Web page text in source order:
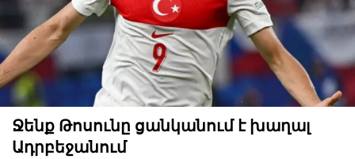
Ջենք Թոսունը ցանկանում է խաղալ
Ադրբեջանում